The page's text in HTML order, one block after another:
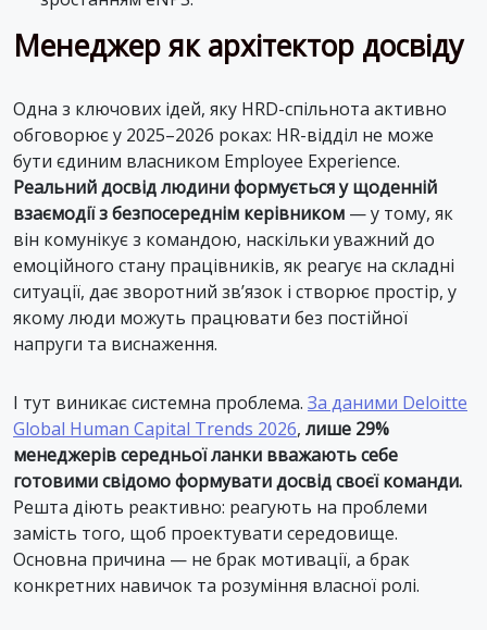
Менеджер як архітектор досвіду
Одна з ключових ідей, яку HRD-спільнота активно
обговорює у 2025–2026 роках: HR-відділ не може
бути єдиним власником Employee Experience.
Реальний досвід людини формується у щоденній
взаємодії з безпосереднім керівником — у тому, як
він комунікує з командою, наскільки уважний до
емоційного стану працівників, як реагує на складні
ситуації, дає зворотний зв’язок і створює простір, у
якому люди можуть працювати без постійної
напруги та виснаження.
І тут виникає системна проблема. За даними Deloitte
Global Human Capital Trends 2026, лише 29%
менеджерів середньої ланки вважають себе
готовими свідомо формувати досвід своєї команди.
Решта діють реактивно: реагують на проблеми
замість того, щоб проектувати середовище.
Основна причина — не брак мотивації, а брак
конкретних навичок та розуміння власної ролі.